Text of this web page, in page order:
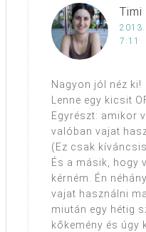
Timi
2013.
7:11
Nagyon jól néz ki!
Lenne egy kicsit
Egyrészt: amikor
valóban vajat
(Ez csak
És a másik, hogy
kérném. Én
vajat használni
miután egy hétig
kőkemény és